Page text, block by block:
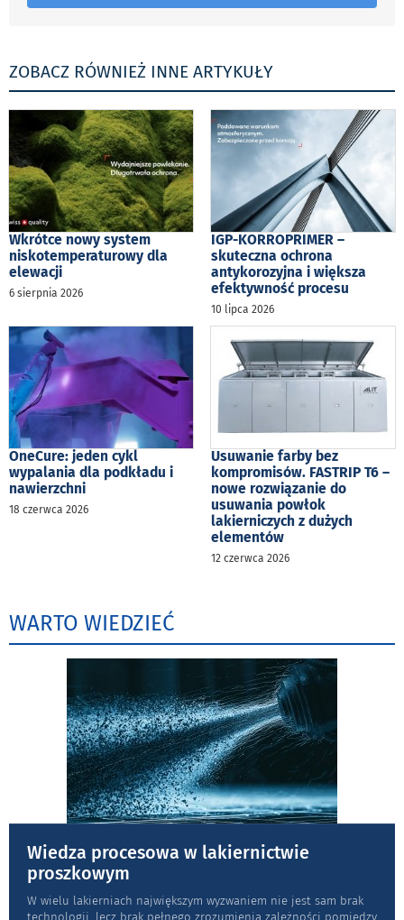
ZOBACZ RÓWNIEŻ INNE ARTYKUŁY
Wkrótce nowy system
niskotemperaturowy dla
elewacji
6 sierpnia 2026
IGP-KORROPRIMER –
skuteczna ochrona
antykorozyjna i większa
efektywność procesu
10 lipca 2026
OneCure: jeden cykl
wypalania dla podkładu i
nawierzchni
18 czerwca 2026
Usuwanie farby bez
kompromisów. FASTRIP T6 –
nowe rozwiązanie do
usuwania powłok
lakierniczych z dużych
elementów
12 czerwca 2026
WARTO WIEDZIEĆ
Wiedza procesowa w lakiernictwie
proszkowym
W wielu lakierniach największym wyzwaniem nie jest sam brak
technologii, lecz brak pełnego zrozumienia zależności pomiędzy